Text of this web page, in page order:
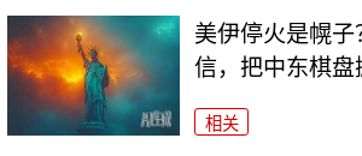
美伊停火是幌子
信，把中东棋盘
相关